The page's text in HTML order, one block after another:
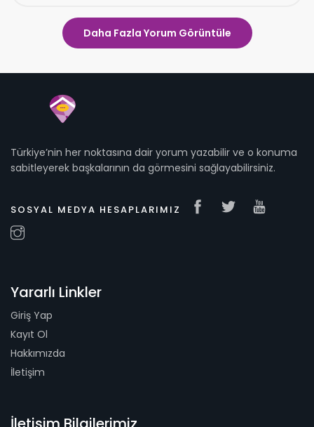
Daha Fazla Yorum Görüntüle
Türkiye’nin her noktasına dair yorum yazabilir ve o konuma
sabitleyerek başkalarının da görmesini sağlayabilirsiniz.
SOSYAL MEDYA HESAPLARIMIZ
Yararlı Linkler
Giriş Yap
Kayıt Ol
Hakkımızda
İletişim